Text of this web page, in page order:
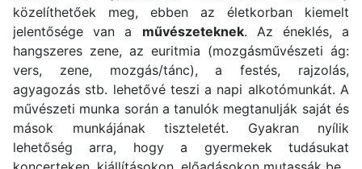
közelíthetőek meg, ebben az életkorban kiemelt
jelentősége van a művészeteknek. Az éneklés, a
hangszeres zene, az euritmia (mozgásművészeti ág:
vers, zene, mozgás/tánc), a festés, rajzolás,
agyagozás stb. lehetővé teszi a napi alkotómunkát. A
művészeti munka során a tanulók megtanulják saját és
mások munkájának tiszteletét. Gyakran nyílik
lehetőség arra, hogy a gyermekek tudásukat